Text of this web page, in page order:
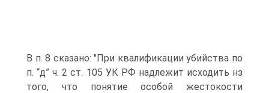
В п. 8 сказано: "При квалификации убийства по
п. “д” ч. 2 ст. 105 УК РФ надлежит исходить нз
того, что понятие особой жестокости